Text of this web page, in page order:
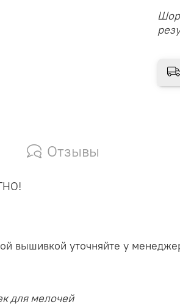
Отзывы
вышивкой уточняйте у
для мелочей